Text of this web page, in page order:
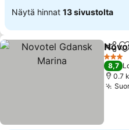
Näytä hinnat 13 sivustolta
Jaa
3
8,7
0.7